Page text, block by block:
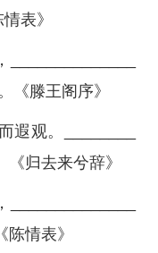
表》
《滕王阁序》
遐观。________
《归去来兮辞》
情表》